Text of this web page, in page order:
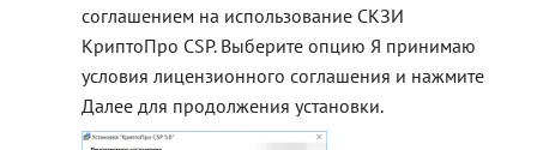
соглашением на использование СКЗИ
КриптоПро CSP. Выберите опцию Я принимаю
условия лицензионного соглашения и нажмите
Далее для продолжения установки.